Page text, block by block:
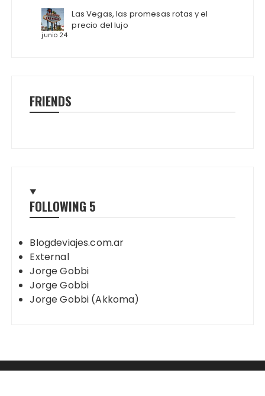
Las Vegas, las promesas rotas y el
precio del lujo
junio 24
FRIENDS
FOLLOWING 5
Blogdeviajes.com.ar
External
Jorge Gobbi
Jorge Gobbi
Jorge Gobbi (Akkoma)